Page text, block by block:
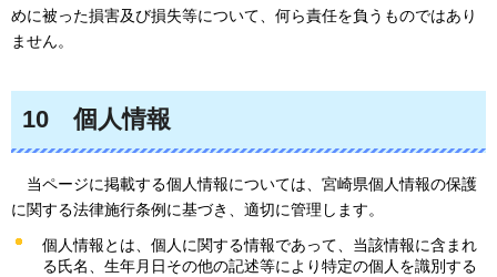
めに被った損害及び損失等について、何ら責任を負うものではあり
ません。
10 個人情報
当ページに掲載する個人情報については、宮崎県個人情報の保護
に関する法律施行条例に基づき、適切に管理します。
個人情報とは、個人に関する情報であって、当該情報に含まれ
る氏名、生年月日その他の記述等により特定の個人を識別する